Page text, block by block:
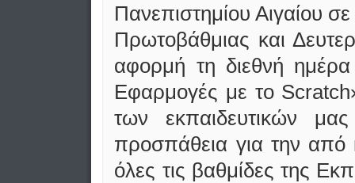
Πανεπιστημίου Αιγαίου
Πρωτοβάθμιας και
αφορμή τη διεθνή
Εφαρμογές με το
των εκπαιδευτικών
προσπάθεια για την
όλες τις βαθμίδες της